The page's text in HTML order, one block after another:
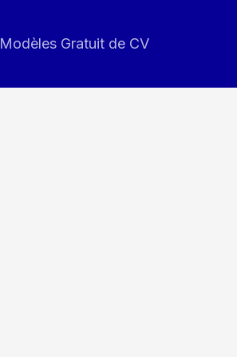
Modèles Gratuit de CV